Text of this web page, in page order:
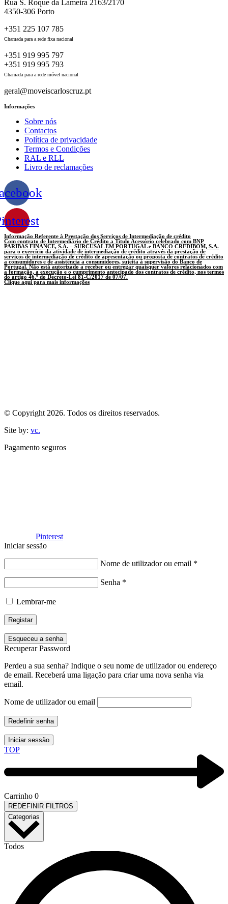
Rua S. Roque da Lameira 2163/2170
4350-306 Porto
+351 225 107 785
Chamada para a rede fixa nacional
+351 919 995 797
+351 919 995 793
Chamada para a rede móvel nacional
geral@moveiscarloscruz.pt
Informações
Sobre nós
Contactos
Política de privacidade
Termos e Condições
RAL e RLL
Livro de reclamações
Informação Referente à Prestação dos Serviços de Intermediação de crédito
Com contrato de Intermediário de Crédito a Titulo Acessório celebrado com BNP
PARIBAS FINANCE, S.A. – SURCUSAL EM PORTUGAL e BANCO CREDIBOM, S.A.
para o exercício da atividade de intermediação de crédito através da prestação de
serviços de intermediação de crédito de apresentação ou proposta de contratos de crédito
a consumidores e de assistência a consumidores, sujeita à supervisão do Banco de
Portugal. Não está autorizado a receber ou entregar quaisquer valores relacionados com
a formação, a execução e o cumprimento antecipado dos contratos de crédito, nos termos
do artigo 46.º do Decreto-Lei 81-C/2017 de 07/07.
Clique aqui para mais informações
© Copyright 2026. Todos os direitos reservados.
Site by: vc.
Pagamento seguros
Pinterest
Iniciar sessão
Nome de utilizador ou email *
Senha *
Lembrar-me
Registar
Esqueceu a senha
Recuperar Password
Perdeu a sua senha? Indique o seu nome de utilizador ou endereço
de email. Receberá uma ligação para criar uma nova senha via
email.
Nome de utilizador ou email
Redefinir senha
Iniciar sessão
TOP
Carrinho 0
REDEFINIR FILTROS
Categorias
Todos